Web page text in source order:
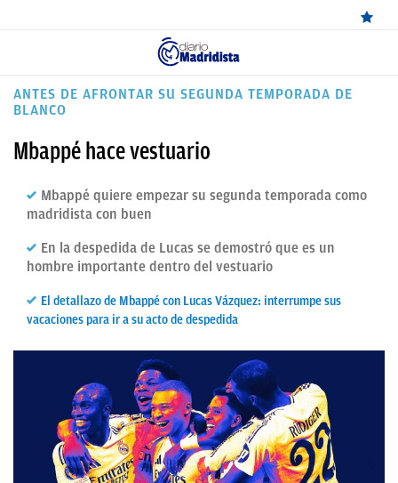
ÚLTIMAS
REAL
MADRID
BALONCESTO
CANTERA
DIRECTO
PAPARAZZI
OKDIARIO
ANTES DE AFRONTAR SU SEGUNDA TEMPORADA DE
BLANCO
Mbappé hace vestuario
Mbappé quiere empezar su segunda temporada como
madridista con buen
En la despedida de Lucas se demostró que es un
hombre importante dentro del vestuario
El detallazo de Mbappé con Lucas Vázquez: interrumpe sus
vacaciones para ir a su acto de despedida